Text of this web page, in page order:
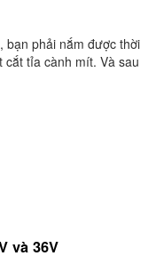
bạn phải nắm được thời
tỉa cành mít. Và sau
và 36V